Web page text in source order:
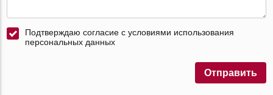
Подтверждаю согласие с условиями использования
персональных данных
Отправить